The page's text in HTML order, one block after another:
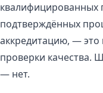
квалифицированных
подтверждённых
аккредитацию, —
проверки качества.
— нет.